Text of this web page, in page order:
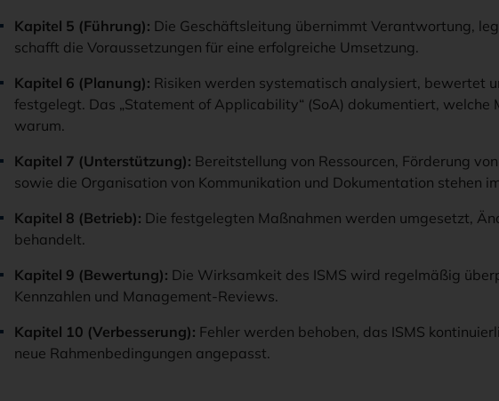
Kapitel 5 (Führung): Die Geschäftsleitung übernimmt Verantwortung,
schafft die Voraussetzungen für eine erfolgreiche Umsetzung.
Kapitel 6 (Planung): Risiken werden systematisch analysiert, bewertet
festgelegt. Das „Statement of Applicability“ (SoA) dokumentiert, welche
warum.
Kapitel 7 (Unterstützung): Bereitstellung von Ressourcen, Förderung
sowie die Organisation von Kommunikation und Dokumentation stehen
Kapitel 8 (Betrieb): Die festgelegten Maßnahmen werden umgesetzt,
behandelt.
Kapitel 9 (Bewertung): Die Wirksamkeit des ISMS wird regelmäßig
Kennzahlen und Management-Reviews.
Kapitel 10 (Verbesserung): Fehler werden behoben, das ISMS
neue Rahmenbedingungen angepasst.